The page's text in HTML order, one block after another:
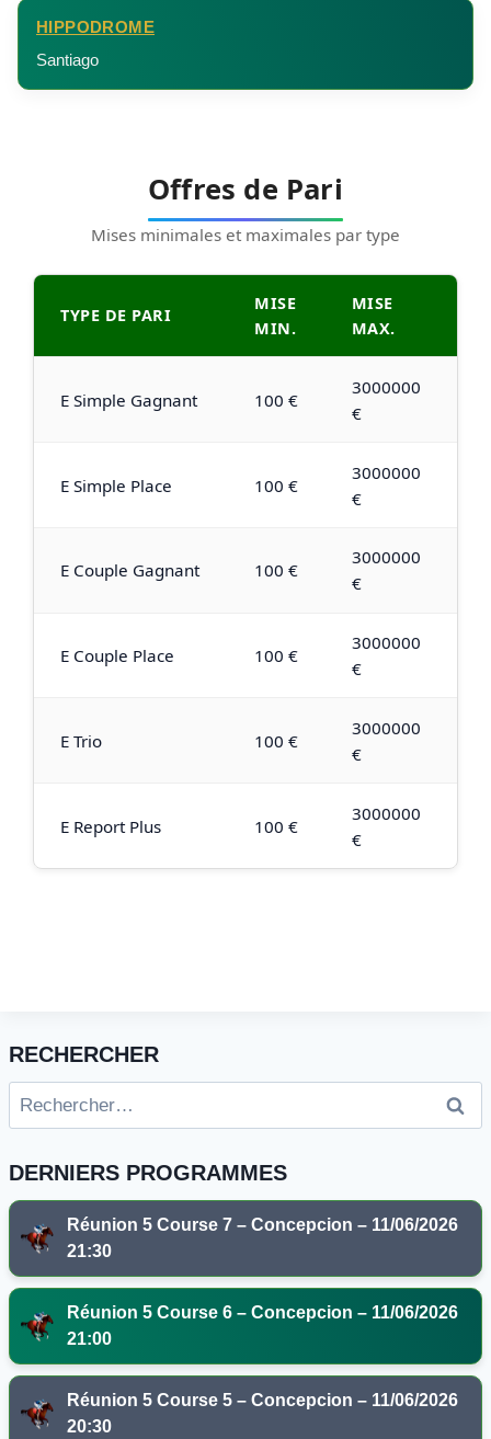
HIPPODROME
Santiago
Offres de Pari
Mises minimales et maximales par type
TYPE DE PARI
MISE
MIN.
MISE
MAX.
E Simple Gagnant 100 €
3000000
€
E Simple Place 100 €
3000000
€
E Couple Gagnant 100 €
3000000
€
E Couple Place 100 €
3000000
€
E Trio 100 €
3000000
€
E Report Plus 100 €
3000000
€
RECHERCHER
Rechercher :
DERNIERS PROGRAMMES
Réunion 5 Course 7 – Concepcion – 11/06/2026
21:30
Réunion 5 Course 6 – Concepcion – 11/06/2026
21:00
Réunion 5 Course 5 – Concepcion – 11/06/2026
20:30